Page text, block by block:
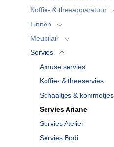
Koffie- & theeapparatuur
Linnen
Meubilair
Servies
Amuse servies
Koffie- & theeservies
Schaaltjes & kommetjes
Servies Ariane
Servies Atelier
Servies Bodi